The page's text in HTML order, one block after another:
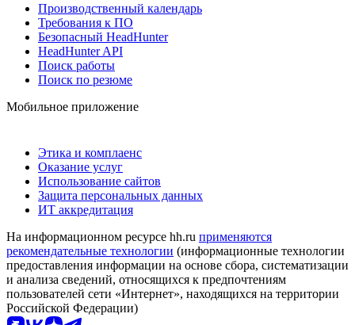
Производственный календарь
Требования к ПО
Безопасный HeadHunter
HeadHunter API
Поиск работы
Поиск по резюме
Мобильное приложение
Этика и комплаенс
Оказание услуг
Использование сайтов
Защита персональных данных
ИТ аккредитация
На информационном ресурсе hh.ru применяются
рекомендательные технологии (информационные технологии
предоставления информации на основе сбора, систематизации
и анализа сведений, относящихся к предпочтениям
пользователей сети «Интернет», находящихся на территории
Российской Федерации)